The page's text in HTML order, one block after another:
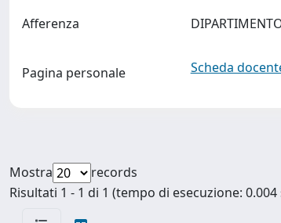
Afferenza
Pagina personale Scheda
Mostra
records
Risultati 1 - 1 di 1 (tempo di esecuzione: 0.004